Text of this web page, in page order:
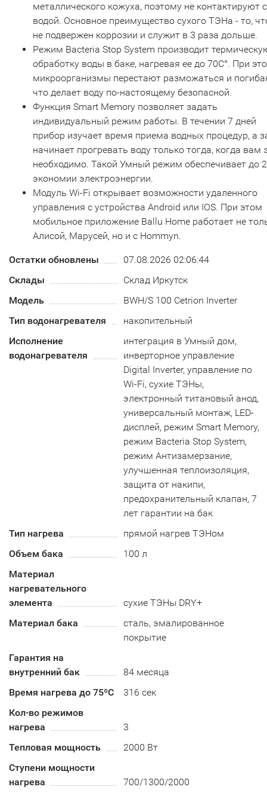
металлического кожуха, поэтому не контактируют с
водой. Основное преимущество сухого ТЭНа - то,
не подвержен коррозии и служит в 3 раза дольше.
Режим Bacteria Stop System производит
обработку воды в баке, нагревая ее до 70С°. При
микроорганизмы перестают разможаться и
что делает воду по-настоящему безопасной.
Функция Smart Memory позволяет задать
индивидуальный режим работы. В течении 7 дней
прибор изучает время приема водных процедур, а
начинает прогревать воду только тогда, когда вам
необходимо. Такой Умный режим обеспечивает до
экономии электроэнергии.
Модуль Wi-Fi открывает возможности удаленного
управления с устройства Android или IOS. При этом
мобильное приложение Ballu Home работает не
Алисой, Марусей, но и с Hommyn.
Остатки обновлены
07.08.2026 02:06:44
Склады
Склад Иркутск
Модель
BWH/S 100 Cetrion Inverter
Тип водонагревателя
накопительный
Исполнение
водонагревателя
интеграция в Умный дом,
инверторное управление
Digital Inverter, управление по
Wi-Fi, сухие ТЭНы,
электронный титановый анод,
универсальный монтаж, LED-
дисплей, режим Smart Memory,
режим Bacteria Stop System,
режим Антизамерзание,
улучшенная теплоизоляция,
защита от накипи,
предохранительный клапан, 7
лет гарантии на бак
Тип нагрева
прямой нагрев ТЭНом
Объем бака
100 л
Материал
нагревательного
элемента
сухие ТЭНы DRY+
Материал бака
сталь, эмалированное
покрытие
Гарантия на
внутренний бак
84 месяца
Время нагрева до 75ºС
316 сек
Кол-во режимов
нагрева
3
Тепловая мощность
2000 Вт
Ступени мощности
нагрева
700/1300/2000